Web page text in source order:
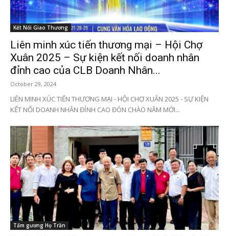
Kết Nối Giao Thương
Liên minh xúc tiến thương mại – Hội Chợ
Xuân 2025 – Sự kiện kết nối doanh nhân
đỉnh cao của CLB Doanh Nhân...
October 29, 2024
LIÊN MINH XÚC TIẾN THƯƠNG MẠI - HỘI CHỢ XUÂN 2025 - SỰ KIỆN
KẾT NỐI DOANH NHÂN ĐỈNH CAO ĐÓN CHÀO NĂM MỚI...
Tấm gương Họ Trần